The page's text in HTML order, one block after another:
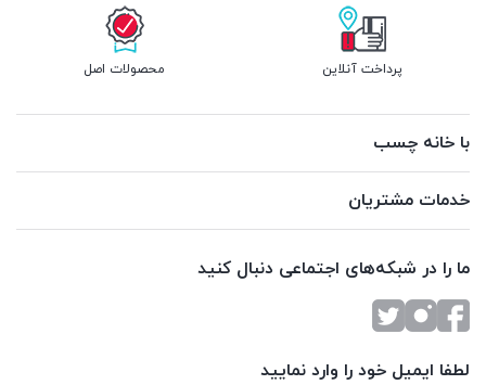
پرداخت آنلاین محصولات اصل
با خانه چسب
خدمات مشتریان
ما را در شبکه‌های اجتماعی دنبال کنید
لطفا ایمیل خود را وارد نمایید